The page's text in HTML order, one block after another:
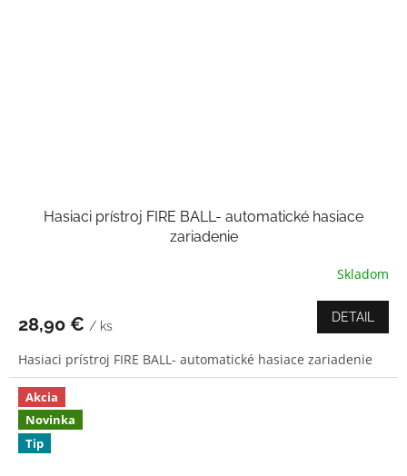
Hasiaci prístroj FIRE BALL- automatické hasiace
zariadenie
Skladom
28,90 € / ks
DETAIL
Hasiaci prístroj FIRE BALL- automatické hasiace zariadenie
Akcia
Novinka
Tip